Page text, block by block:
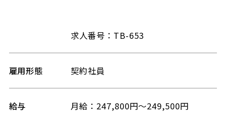
求人番号：TB-653
雇用形態 契約社員
給与 月給：247,800円～249,500円